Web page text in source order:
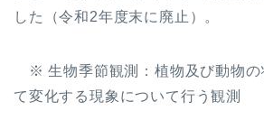
した（令和2年度末に廃止）。
※ 生物季節観測：植物及び動物の
て変化する現象について行う観測